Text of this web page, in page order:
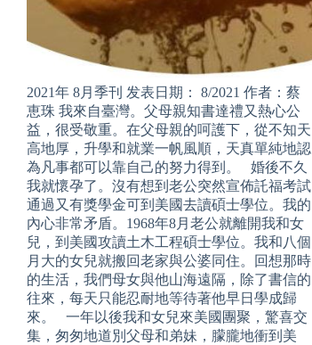
2021年 8月季刊 发表日期： 8/2021 作者：蔡
恵珠 我來自臺灣。父母親知書達禮又熱心公
益，很受敬重。在父母親的呵護下，從不知天
高地厚，升學和就業一帆風順，天真單純地認
為凡事都可以靠自己的努力得到。 婚後不久
我就懷孕了。沒有想到老公突然宣佈託福考試
通過又有獎學金可到美國去讀碩士學位。我的
內心非常矛盾。1968年8月老公就離開我和女
兒，到美國攻讀土木工程碩士學位。我和八個
月大的女兒就搬回老家與公婆同住。回想那時
的生活，我們母女與他山海遠隔，除了書信的
往來，每天只能忍耐地等待著他早日學成歸
來。 一年以後我和女兒來美國團聚，驚喜交
集，匆匆地道別父母和弟妹，朦朧地衝到美